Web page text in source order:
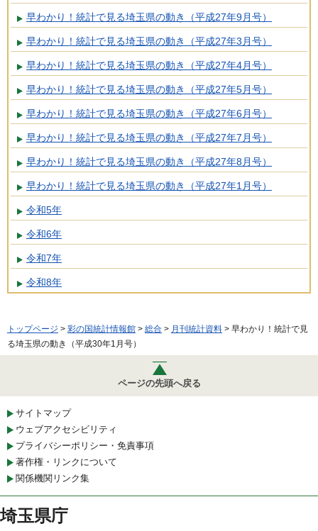
早わかり！統計で見る埼玉県の動き（平成27年9月号）
早わかり！統計で見る埼玉県の動き（平成27年3月号）
早わかり！統計で見る埼玉県の動き（平成27年4月号）
早わかり！統計で見る埼玉県の動き（平成27年5月号）
早わかり！統計で見る埼玉県の動き（平成27年6月号）
早わかり！統計で見る埼玉県の動き（平成27年7月号）
早わかり！統計で見る埼玉県の動き（平成27年8月号）
早わかり！統計で見る埼玉県の動き（平成27年1月号）
令和5年
令和6年
令和7年
令和8年
トップページ > 彩の国統計情報館 > 総合 > 月刊統計資料 > 早わかり！統計で見
る埼玉県の動き（平成30年1月号）
ページの先頭へ戻る
サイトマップ
ウェブアクセシビリティ
プライバシーポリシー・免責事項
著作権・リンクについて
関係機関リンク集
埼玉県庁